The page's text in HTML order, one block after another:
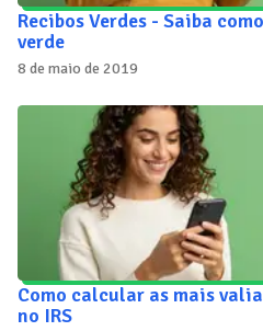
Recibos Verdes - Saiba
verde
8 de maio de 2019
Como calcular as mais
no IRS